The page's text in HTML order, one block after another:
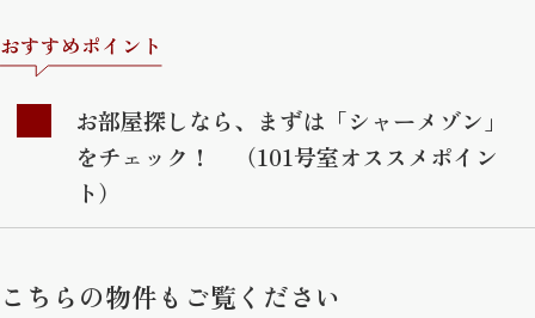
シャーメゾンライフ GUARD
らくらくプラチナ
おすすめポイント
お部屋探しなら、まずは「シャーメゾン」
をチェック！ （101号室オススメポイン
ト）
こちらの物件もご覧ください